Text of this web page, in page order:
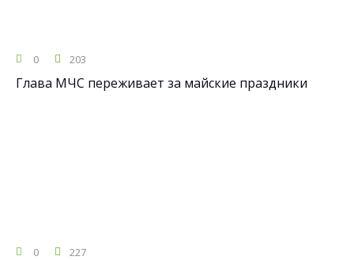
0 203
Глава МЧС переживает за майские праздники
0 227